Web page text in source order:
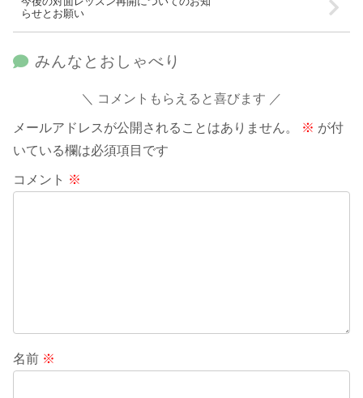
らせとお願い
みんなとおしゃべり
コメントもらえると喜びます
メールアドレスが公開されることはありません。 ※ が付
いている欄は必須項目です
コメント ※
名前 ※